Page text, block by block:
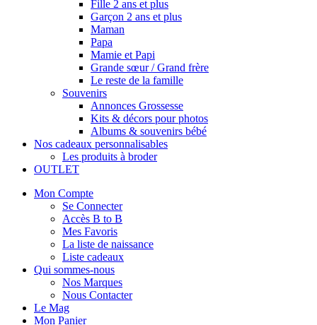
Fille 2 ans et plus
Garçon 2 ans et plus
Maman
Papa
Mamie et Papi
Grande sœur / Grand frère
Le reste de la famille
Souvenirs
Annonces Grossesse
Kits & décors pour photos
Albums & souvenirs bébé
Nos cadeaux personnalisables
Les produits à broder
OUTLET
Mon Compte
Se Connecter
Accès B to B
Mes Favoris
La liste de naissance
Liste cadeaux
Qui sommes-nous
Nos Marques
Nous Contacter
Le Mag
Mon Panier